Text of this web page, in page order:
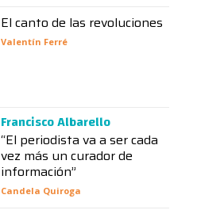
El canto de las revoluciones
Valentín Ferré
Francisco Albarello
“El periodista va a ser cada
vez más un curador de
información”
Candela Quiroga